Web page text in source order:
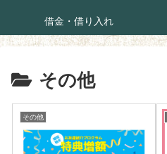
借金・借り入れ
その他
その他